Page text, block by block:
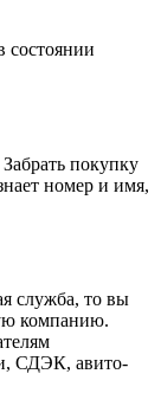
состоянии
покупку
номер и имя,
служба, то вы
компанию.
СДЭК, авито-